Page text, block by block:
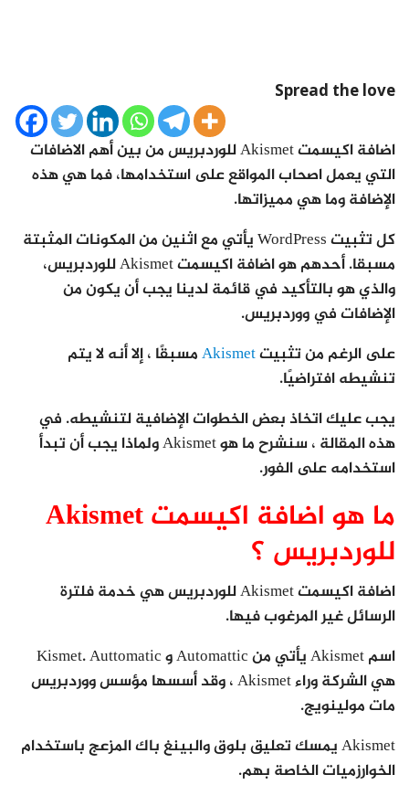
Spread the love
اضافة اكيسمت Akismet للوردبريس من بين أهم الاضافات
التي يعمل اصحاب المواقع على استخدامها، فما هي هذه
الإضافة وما هي مميزاتها.
كل تثبيت WordPress يأتي مع اثنين من المكونات المثبتة
مسبقا. أحدهم هو اضافة اكيسمت Akismet للوردبريس،
والذي هو بالتأكيد في قائمة لدينا يجب أن يكون من
الإضافات في ووردبريس.
على الرغم من تثبيتAkismetمسبقًا ، إلا أنه لا يتم
تنشيطه افتراضيًا.
يجب عليك اتخاذ بعض الخطوات الإضافية لتنشيطه. في
هذه المقالة ، سنشرح ما هو Akismet ولماذا يجب أن تبدأ
استخدامه على الفور.
ما هو اضافة اكيسمت Akismet
للوردبريس ؟
اضافة اكيسمت Akismet للوردبريس هي خدمة فلترة
الرسائل غير المرغوب فيها.
اسم Akismet يأتي من Automattic و Kismet. Auttomatic
هي الشركة وراء Akismet ، وقد أسسها مؤسس ووردبريس
مات مولينويج.
Akismet يمسك تعليق بلوق والبينغ باك المزعج باستخدام
الخوارزميات الخاصة بهم.